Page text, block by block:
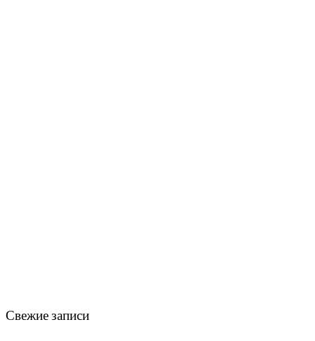
Свежие записи